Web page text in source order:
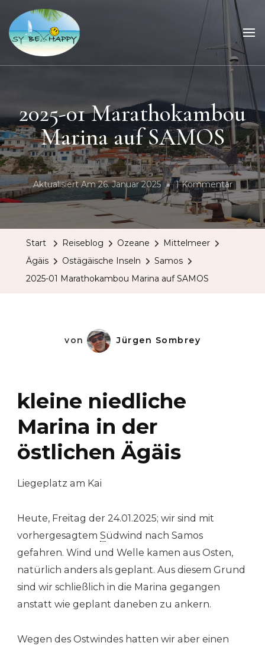
Sailing Be Happy
ein Traum wird wahr
2025-01 Marathokambou
Marina auf SAMOS
Aktualisiert Am26. Januar 2025 1 KommentarZu
2025-
01
Start Reiseblog Ozeane
Mittelmeer
Ägäis
Ostägäische Inseln
Samos
2025-01 Marathokambou Marina auf SAMOS
von Jürgen Sombrey
kleine niedliche
Marina in der
östlichen Ägäis
Liegeplatz am Kai
Heute, Freitag der 24.01.2025; wir sind mit
vorhergesagtem Südwind nach Samos
gefahren. Wind und Welle kamen aus Osten,
natürlich anders als geplant. Aus diesem Grund
sind wir schließlich in die Marina gegangen
anstatt wie geplant daneben zu ankern.
Wegen des Ostwindes hatten wir aber einen